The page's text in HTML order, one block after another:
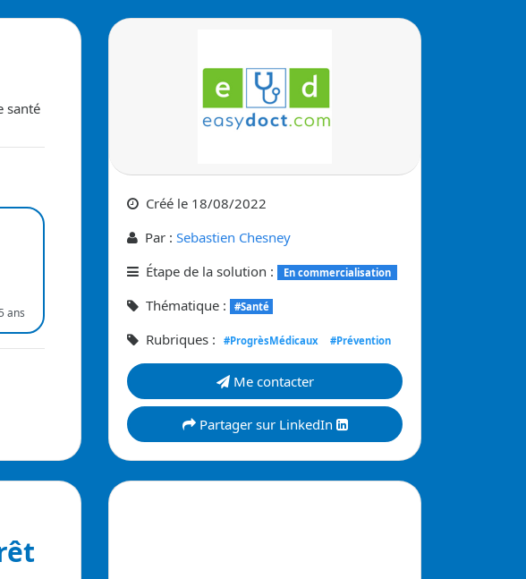
santé
ans
Créé le 18/08/2022
Par : Sebastien Chesney
Étape de la solution :
En commercialisation
Thématique : #Santé
Rubriques : #ProgrèsMédicaux #Prévention
Me contacter
Partager sur LinkedIn